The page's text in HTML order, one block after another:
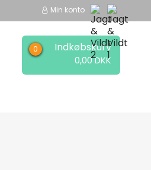
Min konto
Indkøbskurv
0,00 DKK